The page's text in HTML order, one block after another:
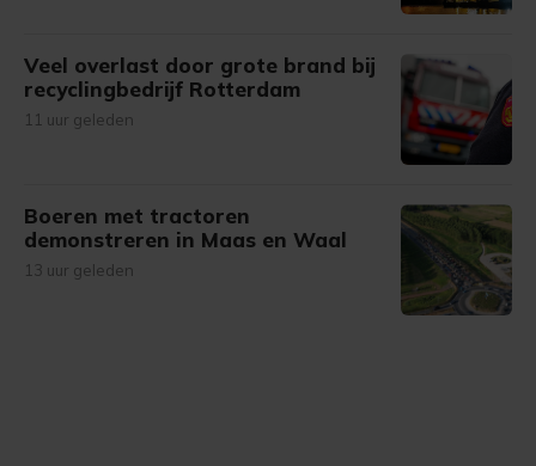
Veel overlast door grote brand bij
recyclingbedrijf Rotterdam
11 uur geleden
Boeren met tractoren
demonstreren in Maas en Waal
13 uur geleden